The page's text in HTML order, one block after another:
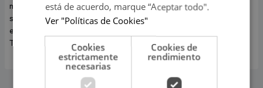
medio del mejor momento de
su carrera y con las últimas
entradas disponibles en
Teleticket.
convirtiéndose en una
dolorosa despedida.
está de acuerdo, marque “Aceptar todo".
Ver "Políticas de Cookies"
Cookies
estrictamente
necesarias
Cookies de
rendimiento